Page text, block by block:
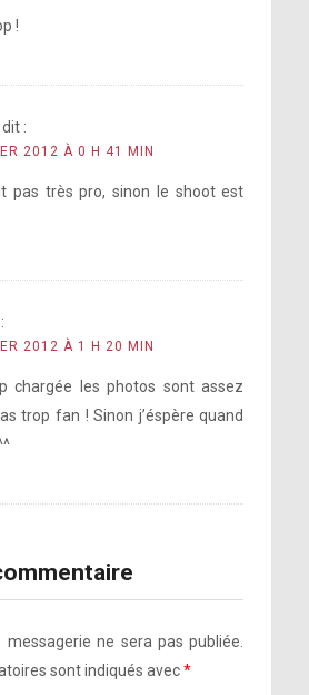
!
dit :
2012 À 0 H 41 MIN
pas très pro, sinon le shoot est
2012 À 1 H 20 MIN
chargée les photos sont assez
trop fan ! Sinon j’éspère quand
ne sera pas publiée.
sont indiqués avec*